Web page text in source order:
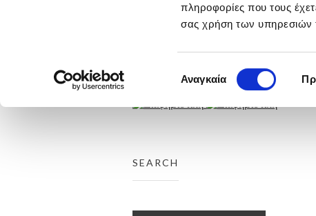
πληροφορίες που τους
σας χρήση των υπηρεσιών
συγκατάθεσης
Αναγκαία
DIGITAL
DESIGN
DIRECT
ΔΙΑΚΡΙΣΕΙΣ
ΕΠΙΚΟΙΝΩΝΙΑ
SEARCH